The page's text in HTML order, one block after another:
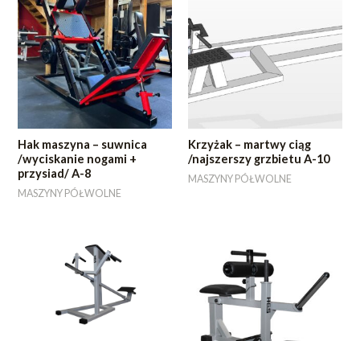
Hak maszyna – suwnica
/wyciskanie nogami +
przysiad/ A-8
MASZYNY PÓŁWOLNE
Krzyżak – martwy ciąg
/najszerszy grzbietu A-10
MASZYNY PÓŁWOLNE